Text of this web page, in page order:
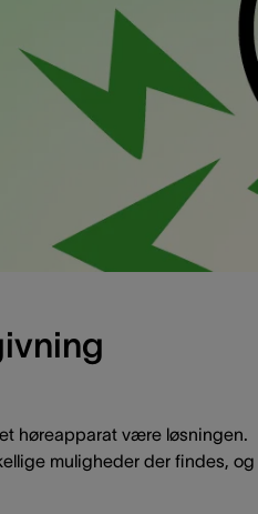
høreapparat være løsningen.
muligheder der findes, og